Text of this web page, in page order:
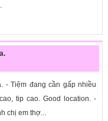
- Tiệm đang cần gấp nhiều
tip cao. Good location. -
chị em thợ...